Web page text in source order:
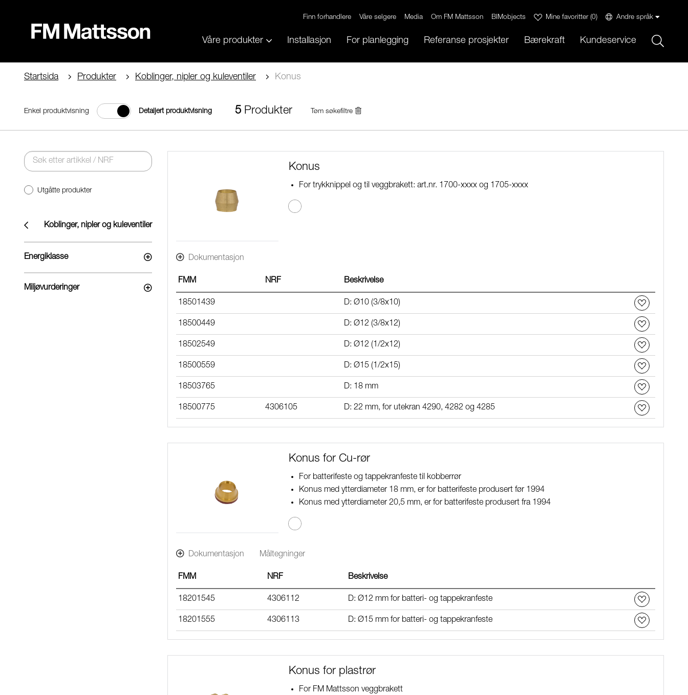
Finn forhandlere Våre selgere Media Om FM Mattsson BIMobjects Mine favoritter(0) Andre språk
Våre produkter Installasjon For planlegging Referanse prosjekter Bærekraft Kundeservice
Startsida Produkter Koblinger, nipler og kuleventiler Konus
Enkel produktvisning Detaljert produktvisning 5 Produkter Tøm søkefiltre
Utgåtte produkter
Koblinger, nipler og kuleventiler
Energiklasse
Miljøvurderinger
Konus
For trykknippel og til veggbrakett: art.nr. 1700-xxxx og 1705-xxxx
Dokumentasjon
FMM NRF Beskrivelse
18501439 D: Ø10 (3/8x10)
18500449 D: Ø12 (3/8x12)
18502549 D: Ø12 (1/2x12)
18500559 D: Ø15 (1/2x15)
18503765 D: 18 mm
18500775 4306105 D: 22 mm, for utekran 4290, 4282 og 4285
Konus for Cu-rør
For batterifeste og tappekranfeste til kobberrør
Konus med ytterdiameter 18 mm, er for batterifeste produsert før 1994
Konus med ytterdiameter 20,5 mm, er for batterifeste produsert fra 1994
Dokumentasjon Måltegninger
FMM NRF Beskrivelse
18201545 4306112 D: Ø12 mm for batteri- og tappekranfeste
18201555 4306113 D: Ø15 mm for batteri- og tappekranfeste
Konus for plastrør
For FM Mattsson veggbrakett